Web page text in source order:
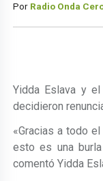
Por Radio Onda
Yidda Eslava y
decidieron
«Gracias a todo
esto es una
comentó Yidda